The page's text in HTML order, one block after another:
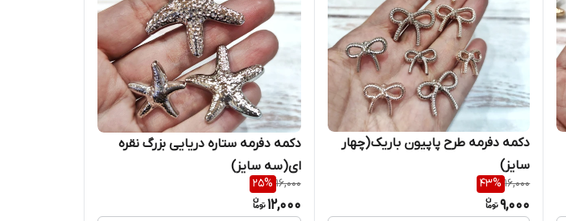
دکمه دفرمه طرح پاپیون باریک(چهار
سایز)
16,000
43%
9,000
دکمه دفرمه ستاره دریایی بزرگ نقره
ای(سه سایز)
16,000
25%
12,000